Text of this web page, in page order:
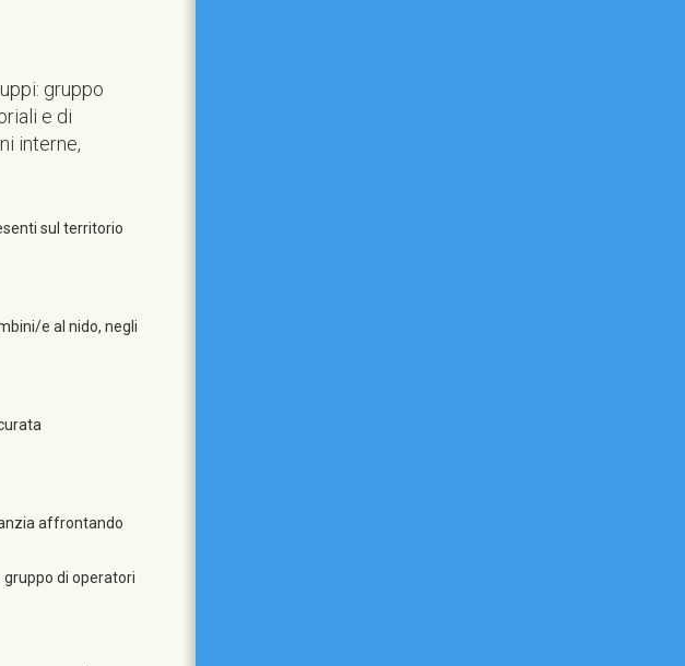
gruppo
e di
interne,
sul territorio
e al nido, negli
affrontando
gruppo di operatori